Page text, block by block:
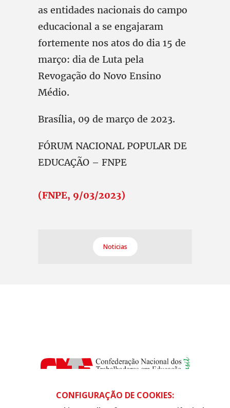
as entidades nacionais do campo
educacional a se engajaram
fortemente nos atos do dia 15 de
março: dia de Luta pela
Revogação do Novo Ensino
Médio.
Brasília, 09 de março de 2023.
FÓRUM NACIONAL POPULAR DE
EDUCAÇÃO – FNPE
(FNPE, 9/03/2023)
Noticias
CONFIGURAÇÃO DE COOKIES: